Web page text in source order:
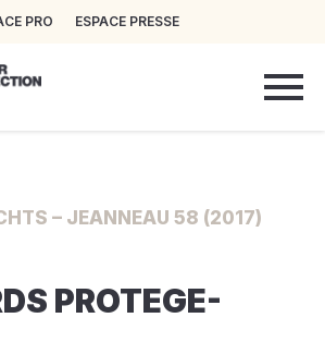
PRO ESPACE PRESSE
– JEANNEAU 58 (2017)
PROTEGE-